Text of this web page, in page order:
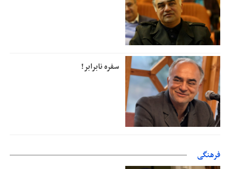
سفره نابرابر!
فرهنگی